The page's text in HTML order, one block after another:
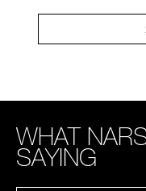
rating
WHAT
SAYING